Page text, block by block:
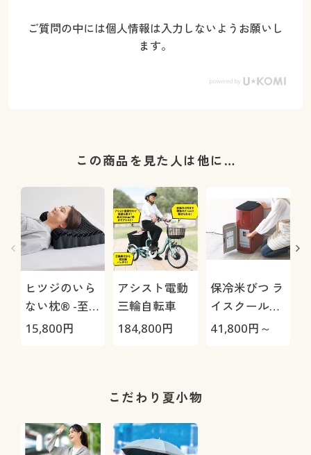
ご質問の中には個人情報は入力しないようお願いし
ます。
この商品を見た人は他に…
ヒツジのいら
ない枕® -至
極-
15,800円
アシスト電動
三輪自転車
184,800円
保冷米びつ ラ
イスクール
HRC-
41,800円～
こだわり夏小物